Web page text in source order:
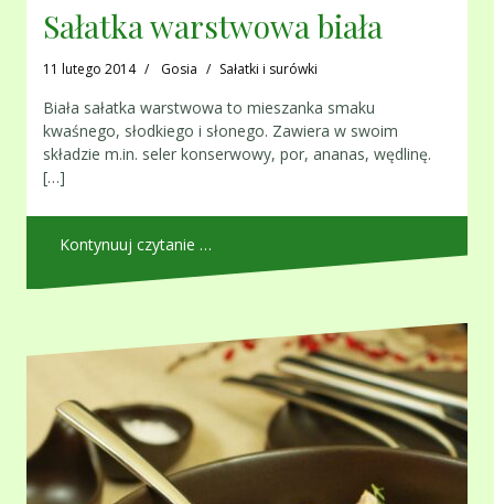
Sałatka warstwowa biała
11 lutego 2014 Gosia Sałatki i surówki
Biała sałatka warstwowa to mieszanka smaku
kwaśnego, słodkiego i słonego. Zawiera w swoim
składzie m.in. seler konserwowy, por, ananas, wędlinę.
[…]
Kontynuuj czytanie …